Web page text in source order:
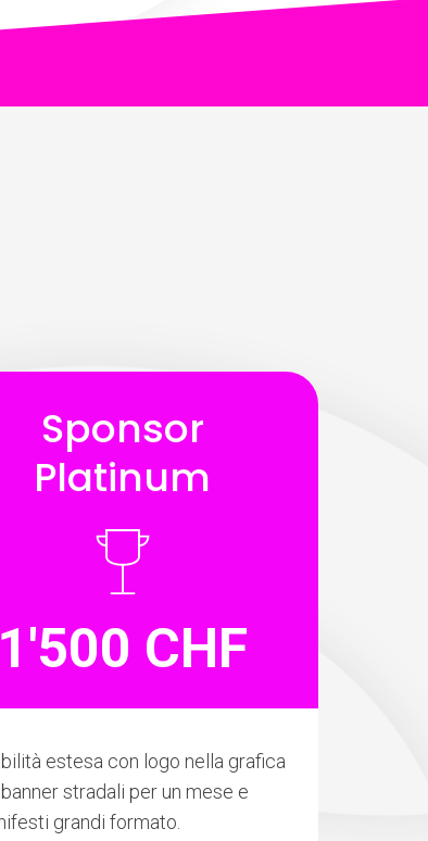
Sponsor
Platinum
1'500 CHF
estesa con logo nella grafica
stradali per un mese e
grandi formato.